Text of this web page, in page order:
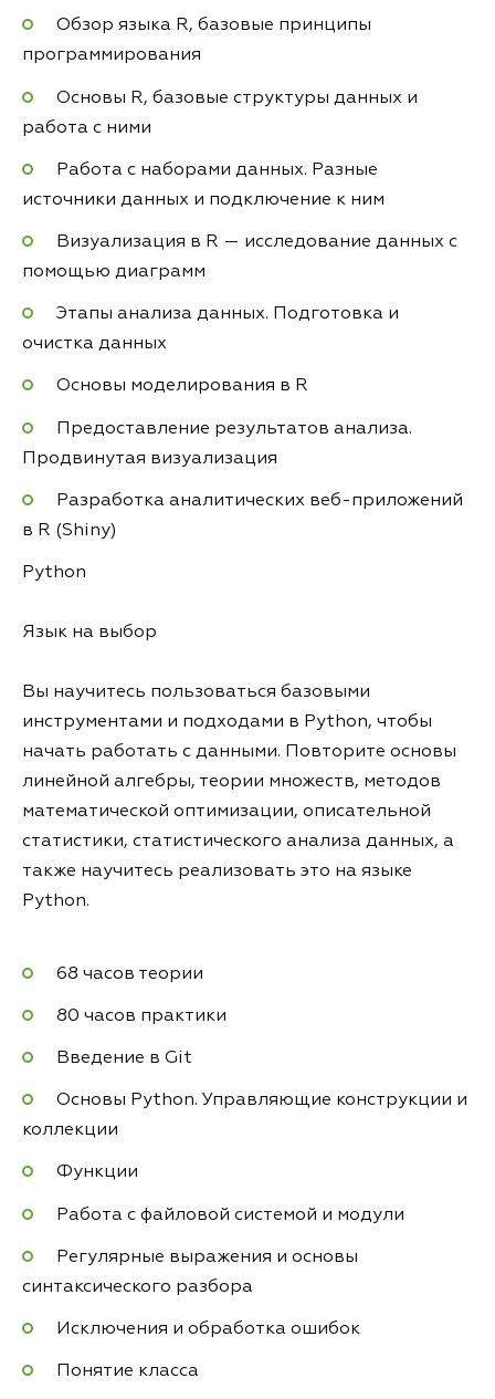
Обзор языка R, базовые принципы
программирования
Основы R, базовые структуры данных и
работа с ними
Работа с наборами данных. Разные
источники данных и подключение к ним
Визуализация в R — исследование данных с
помощью диаграмм
Этапы анализа данных. Подготовка и
очистка данных
Основы моделирования в R
Предоставление результатов анализа.
Продвинутая визуализация
Разработка аналитических веб-приложений
в R (Shiny)
Python
Язык на выбор
Вы научитесь пользоваться базовыми
инструментами и подходами в Python, чтобы
начать работать с данными. Повторите основы
линейной алгебры, теории множеств, методов
математической оптимизации, описательной
статистики, статистического анализа данных, а
также научитесь реализовать это на языке
Python.
68 часов теории
80 часов практики
Введение в Git
Основы Python. Управляющие конструкции и
коллекции
Функции
Работа с файловой системой и модули
Регулярные выражения и основы
синтаксического разбора
Исключения и обработка ошибок
Понятие класса